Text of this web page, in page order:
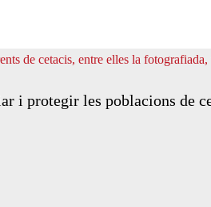
i protegir les poblacions de